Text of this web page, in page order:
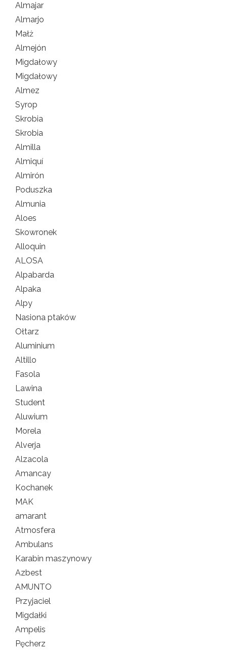
Almajar
Almarjo
Małż
Almejón
Migdałowy
Migdałowy
Almez
Syrop
Skrobia
Skrobia
Almilla
Almiquí
Almirón
Poduszka
Almunia
Aloes
Skowronek
Alloquin
ALOSA
Alpabarda
Alpaka
Alpy
Nasiona ptaków
Ołtarz
Aluminium
Altillo
Fasola
Lawina
Student
Aluwium
Morela
Alverja
Alzacola
Amancay
Kochanek
MAK
amarant
Atmosfera
Ambulans
Karabin maszynowy
Azbest
AMUNTO
Przyjaciel
Migdałki
Ampelis
Pęcherz